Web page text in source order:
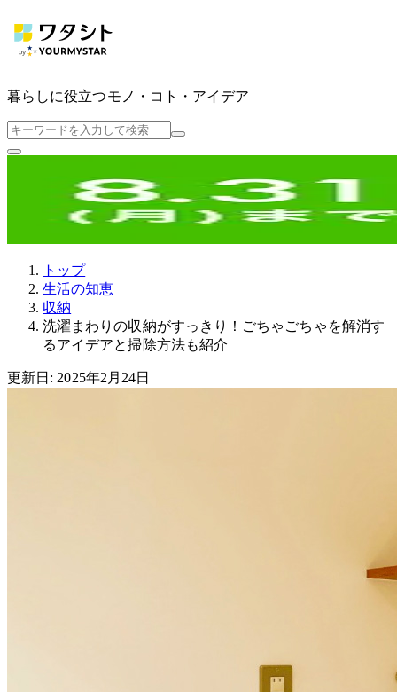
暮らしに役立つモノ・コト・アイデア
トップ
生活の知恵
収納
洗濯まわりの収納がすっきり！ごちゃごちゃを解消す
るアイデアと掃除方法も紹介
更新日: 2025年2月24日